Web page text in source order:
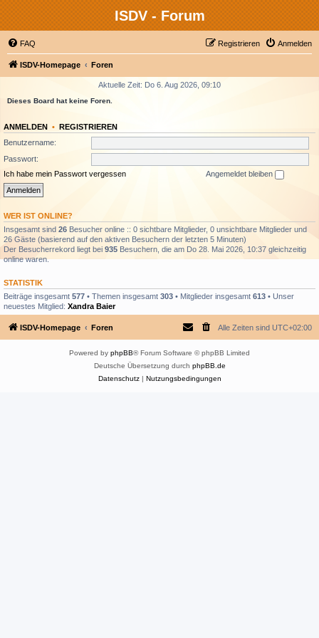
ISDV - Forum
FAQ Anmelden
Registrieren
ISDV-Homepage Foren
Aktuelle Zeit: Do 6. Aug 2026, 09:10
Dieses Board hat keine Foren.
ANMELDEN • REGISTRIEREN
Benutzername:
Passwort:
Ich habe mein Passwort vergessen
Angemeldet bleiben
WER IST ONLINE?
Insgesamt sind 26 Besucher online :: 0 sichtbare Mitglieder, 0 unsichtbare Mitglieder und
26 Gäste (basierend auf den aktiven Besuchern der letzten 5 Minuten)
Der Besucherrekord liegt bei 935 Besuchern, die am Do 28. Mai 2026, 10:37 gleichzeitig
online waren.
STATISTIK
Beiträge insgesamt 577 • Themen insgesamt 303 • Mitglieder insgesamt 613 • Unser
neuestes Mitglied: Xandra Baier
ISDV-Homepage Foren Alle Zeiten sind UTC+02:00
Powered by phpBB® Forum Software © phpBB Limited
Deutsche Übersetzung durch phpBB.de
Datenschutz| Nutzungsbedingungen